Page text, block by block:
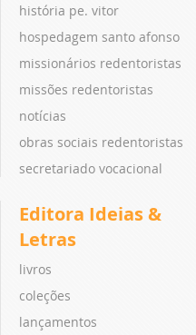
história pe. vitor
hospedagem santo afonso
missionários redentoristas
missões redentoristas
notícias
obras sociais redentoristas
secretariado vocacional
Editora Ideias &
Letras
livros
coleções
lançamentos